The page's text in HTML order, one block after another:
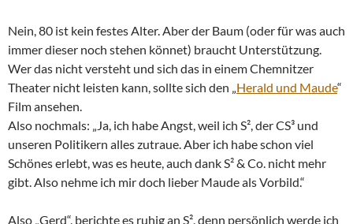
Nein, 80 ist kein festes Alter. Aber der Baum (oder für was auch
immer dieser noch stehen könnet) braucht Unterstützung.
Wer das nicht versteht und sich das in einem Chemnitzer
Theater nicht leisten kann, sollte sich den „ Herald und Maude“
Film ansehen.
Also nochmals: „Ja, ich habe Angst, weil ich S², der CS³ und
unseren Politikern alles zutraue. Aber ich habe schon viel
Schönes erlebt, was es heute, auch dank S² & Co. nicht mehr
gibt. Also nehme ich mir doch lieber Maude als Vorbild.“
Also „Gerd“, berichte es ruhig an S², denn persönlich werde ich